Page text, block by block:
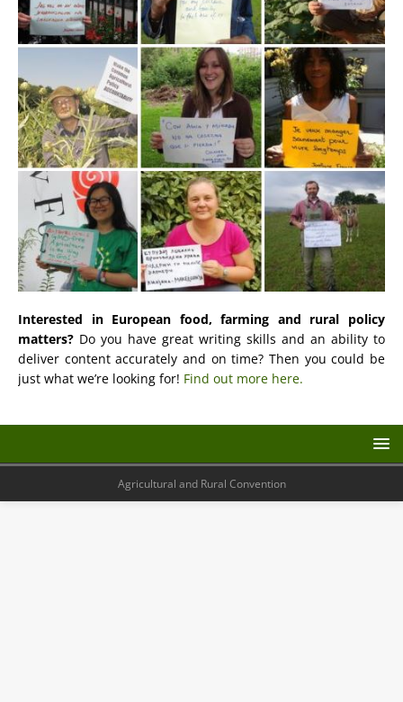
Interested in European food, farming and rural policy
matters? Do you have great writing skills and an ability to
deliver content accurately and on time? Then you could be
just what we’re looking for! Find out more here.
Agricultural and Rural Convention